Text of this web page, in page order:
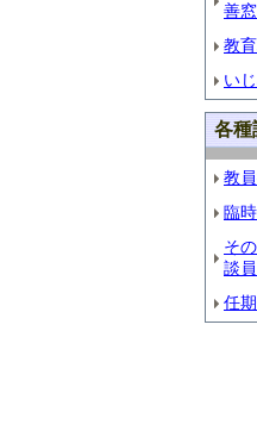
善
教
い
各種
教
臨
そ
談
任